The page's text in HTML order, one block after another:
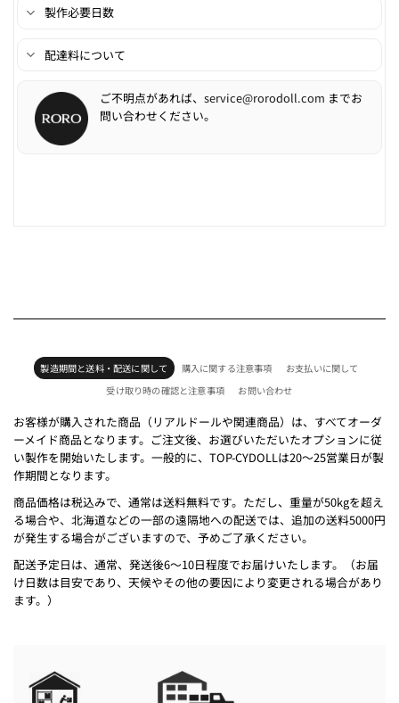
製作必要日数
配達料について
ご不明点があれば、 service@rorodoll.com までお
問い合わせください。
製造期間と送料・配送に関して 購入に関する注意事項
お支払いに関して
受け取り時の確認と注意事項
お問い合わせ
お客様が購入された商品（リアルドールや関連商品）は、すべてオーダ
ーメイド商品となります。ご注文後、お選びいただいたオプションに従
い製作を開始いたします。一般的に、TOP-CYDOLLは20～25営業日が製
作期間となります。
商品価格は税込みで、通常は送料無料です。ただし、重量が50kgを超え
る場合や、北海道などの一部の遠隔地への配送では、追加の送料5000円
が発生する場合がございますので、予めご了承ください。
配送予定日は、通常、発送後6～10日程度でお届けいたします。（お届
け日数は目安であり、天候やその他の要因により変更される場合があり
ます。）